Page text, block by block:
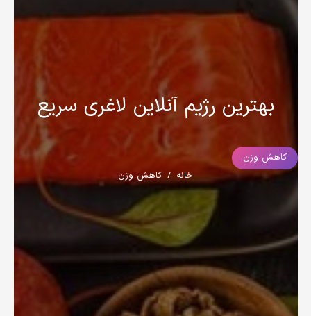
بهترین رژیم آنلاین لاغری سریع
کاهش وزن
خانه / کاهش وزن